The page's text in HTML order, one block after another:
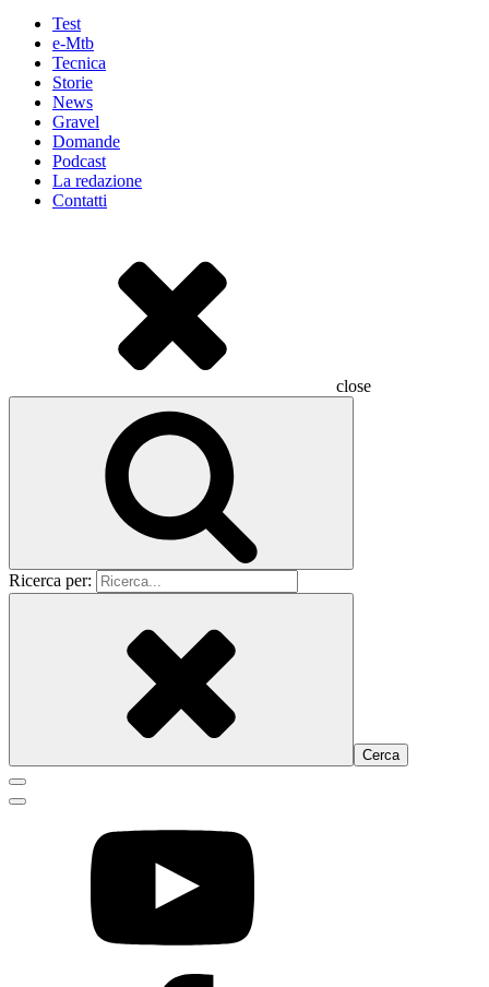
Test
e-Mtb
Tecnica
Storie
News
Gravel
Domande
Podcast
La redazione
Contatti
close
Ricerca per: